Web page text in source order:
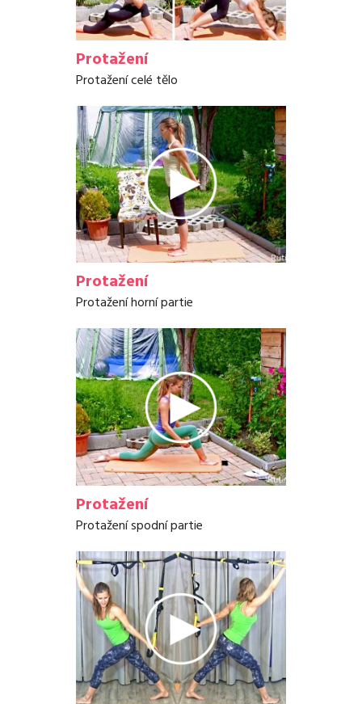
Protažení
Protažení celé tělo
Protažení
Protažení horní partie
Protažení
Protažení spodní partie